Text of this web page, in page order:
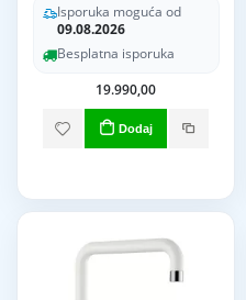
Isporuka moguća od
09.08.2026
Besplatna isporuka
19.990,00
Dodaj